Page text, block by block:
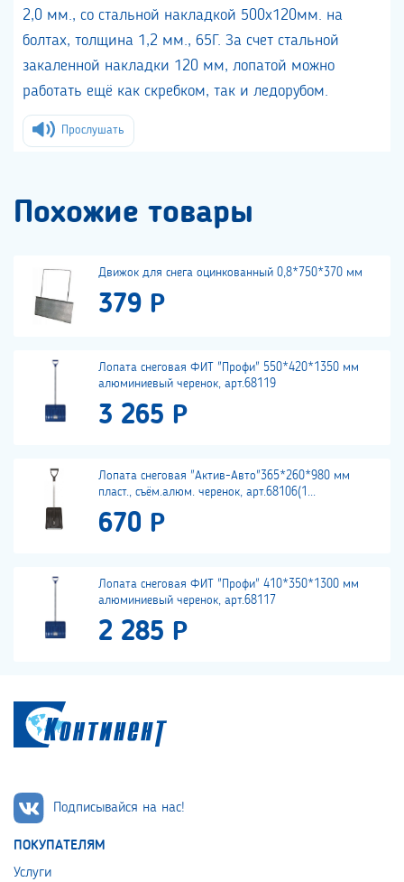
2,0 мм., со стальной накладкой 500х120мм. на
болтах, толщина 1,2 мм., 65Г. За счет стальной
закаленной накладки 120 мм, лопатой можно
работать ещё как скребком, так и ледорубом.
Прослушать
Похожие товары
Движок для снега оцинкованный 0,8*750*370 мм
379 Р
Лопата снеговая ФИТ "Профи" 550*420*1350 мм
алюминиевый черенок, арт.68119
3 265 Р
Лопата снеговая "Актив-Авто"365*260*980 мм
пласт., съём.алюм. черенок, арт.68106(1...
670 Р
Лопата снеговая ФИТ "Профи" 410*350*1300 мм
алюминиевый черенок, арт.68117
2 285 Р
Подписывайся на нас!
ПОКУПАТЕЛЯМ
Услуги